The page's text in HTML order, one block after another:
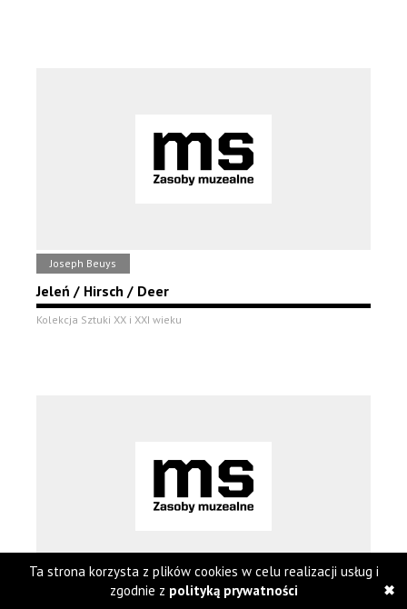
Joseph Beuys
Jeleń / Hirsch / Deer
Kolekcja Sztuki XX i XXI wieku
Joseph Beuys
Ta strona korzysta z plików cookies w celu realizacji usług i
zgodnie z polityką prywatności